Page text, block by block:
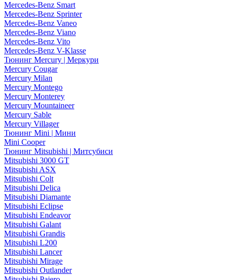
Mercedes-Benz Smart
Mercedes-Benz Sprinter
Mercedes-Benz Vaneo
Mercedes-Benz Viano
Mercedes-Benz Vito
Mercedes-Benz V-Klasse
Тюнинг Mercury | Меркури
Mercury Cougar
Mercury Milan
Mercury Montego
Mercury Monterey
Mercury Mountaineer
Mercury Sable
Mercury Villager
Тюнинг Mini | Мини
Mini Cooper
Тюнинг Mitsubishi | Митсубиси
Mitsubishi 3000 GT
Mitsubishi ASX
Mitsubishi Colt
Mitsubishi Delica
Mitsubishi Diamante
Mitsubishi Eclipse
Mitsubishi Endeavor
Mitsubishi Galant
Mitsubishi Grandis
Mitsubishi L200
Mitsubishi Lancer
Mitsubishi Mirage
Mitsubishi Outlander